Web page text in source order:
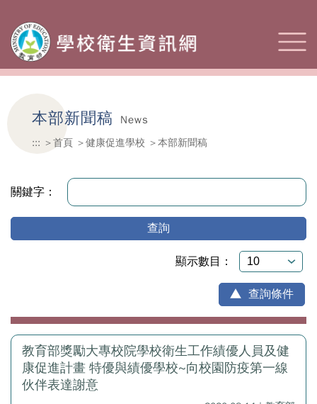
本部新聞稿
News
:::
首頁 健康促進學校 本部新聞稿
關鍵字：
查詢
顯示數目：
查詢條件
教育部獎勵大專校院學校衛生工作績優人員及健
康促進計畫 特優與績優學校~向校園防疫第一線
伙伴表達謝意